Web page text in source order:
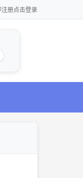
注册点击登录